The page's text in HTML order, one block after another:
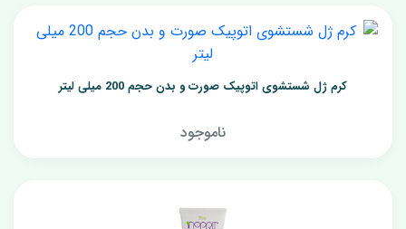
کرم ژل شستشوی اتوپیک صورت و بدن حجم 200 میلی لیتر
ناموجود